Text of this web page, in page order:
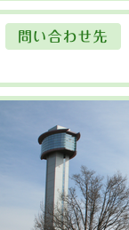
問い合わせ先